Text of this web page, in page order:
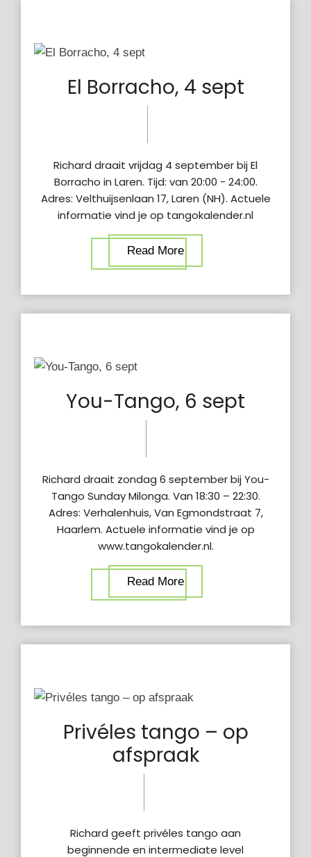
El Borracho, 4 sept
Richard draait vrijdag 4 september bij El
Borracho in Laren. Tijd: van 20:00 - 24:00.
Adres: Velthuijsenlaan 17, Laren (NH). Actuele
informatie vind je op tangokalender.nl
Read More
You-Tango, 6 sept
Richard draait zondag 6 september bij You-
Tango Sunday Milonga. Van 18:30 – 22:30.
Adres: Verhalenhuis, Van Egmondstraat 7,
Haarlem. Actuele informatie vind je op
www.tangokalender.nl.
Read More
Privéles tango – op
afspraak
Richard geeft privéles tango aan
beginnende en intermediate level